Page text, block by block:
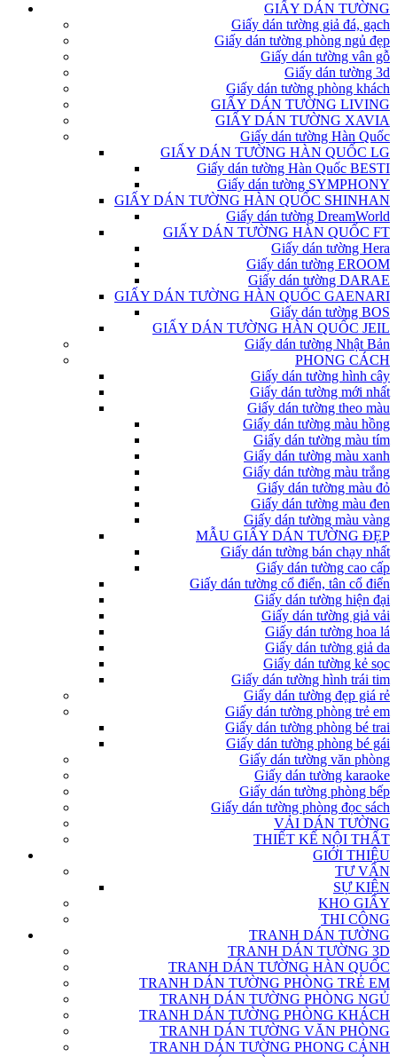
GIẤY DÁN TƯỜNG
Giấy dán tường giả đá, gạch
Giấy dán tường phòng ngủ đẹp
Giấy dán tường vân gỗ
Giấy dán tường 3d
Giấy dán tường phòng khách
GIẤY DÁN TƯỜNG LIVING
GIẤY DÁN TƯỜNG XAVIA
Giấy dán tường Hàn Quốc
GIẤY DÁN TƯỜNG HÀN QUỐC LG
Giấy dán tường Hàn Quốc BESTI
Giấy dán tường SYMPHONY
GIẤY DÁN TƯỜNG HÀN QUỐC SHINHAN
Giấy dán tường DreamWorld
GIẤY DÁN TƯỜNG HÀN QUỐC FT
Giấy dán tường Hera
Giấy dán tường EROOM
Giấy dán tường DARAE
GIẤY DÁN TƯỜNG HÀN QUỐC GAENARI
Giấy dán tường BOS
GIẤY DÁN TƯỜNG HÀN QUỐC JEIL
Giấy dán tường Nhật Bản
PHONG CÁCH
Giấy dán tường hình cây
Giấy dán tường mới nhất
Giấy dán tường theo màu
Giấy dán tường màu hồng
Giấy dán tường màu tím
Giấy dán tường màu xanh
Giấy dán tường màu trắng
Giấy dán tường màu đỏ
Giấy dán tường màu đen
Giấy dán tường màu vàng
MẪU GIẤY DÁN TƯỜNG ĐẸP
Giấy dán tường bán chạy nhất
Giấy dán tường cao cấp
Giấy dán tường cổ điển, tân cổ điển
Giấy dán tường hiện đại
Giấy dán tường giả vải
Giấy dán tường hoa lá
Giấy dán tường giả da
Giấy dán tường kẻ sọc
Giấy dán tường hình trái tim
Giấy dán tường đẹp giá rẻ
Giấy dán tường phòng trẻ em
Giấy dán tường phòng bé trai
Giấy dán tường phòng bé gái
Giấy dán tường văn phòng
Giấy dán tường karaoke
Giấy dán tường phòng bếp
Giấy dán tường phòng đọc sách
VẢI DÁN TƯỜNG
THIẾT KẾ NỘI THẤT
GIỚI THIỆU
TƯ VẤN
SỰ KIỆN
KHO GIẤY
THI CÔNG
TRANH DÁN TƯỜNG
TRANH DÁN TƯỜNG 3D
TRANH DÁN TƯỜNG HÀN QUỐC
TRANH DÁN TƯỜNG PHÒNG TRẺ EM
TRANH DÁN TƯỜNG PHÒNG NGỦ
TRANH DÁN TƯỜNG PHÒNG KHÁCH
TRANH DÁN TƯỜNG VĂN PHÒNG
TRANH DÁN TƯỜNG PHONG CẢNH